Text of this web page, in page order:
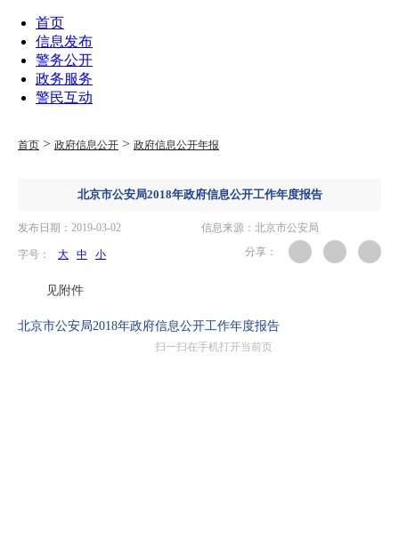
首页
信息发布
警务公开
政务服务
警民互动
首页 > 政府信息公开 > 政府信息公开年报
北京市公安局2018年政府信息公开工作年度报告
发布日期：2019-03-02 信息来源：北京市公安局
字号： 大 中 小 分享：
见附件
北京市公安局2018年政府信息公开工作年度报告
扫一扫在手机打开当前页